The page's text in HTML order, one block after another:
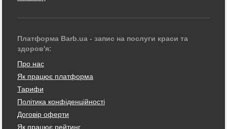
Платформа Barb.ua - запис на послуги краси та
здоров'я:
Про нас
Як працює платформа
Тарифи
Політика конфіденційності
Договір оферти
Як працює рейтинг